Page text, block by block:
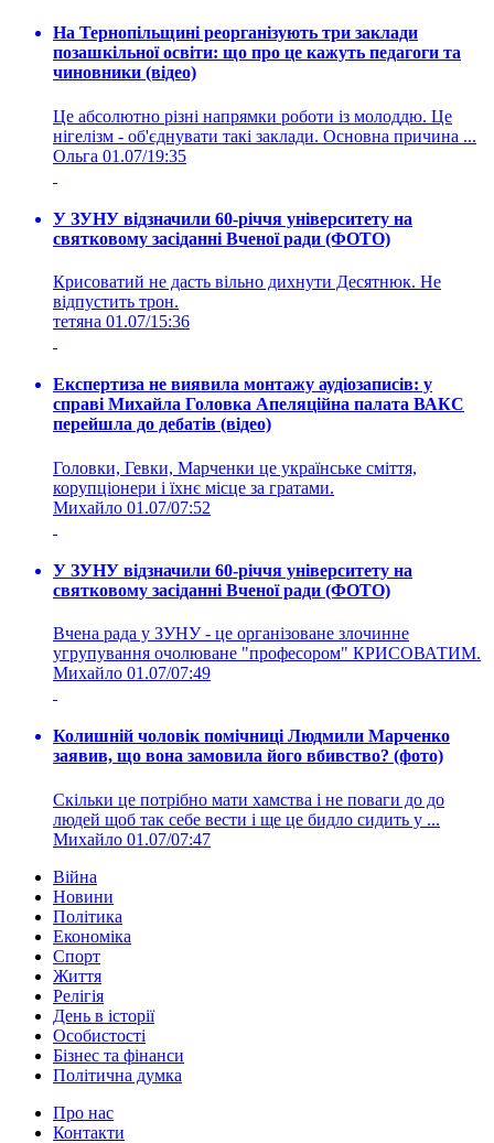
На Тернопільщині реорганізують три заклади
позашкільної освіти: що про це кажуть педагоги та
чиновники (відео)
Це абсолютно різні напрямки роботи із молоддю. Це
нігелізм - об'єднувати такі заклади. Основна причина ...
Ольга 01.07/19:35
У ЗУНУ відзначили 60-річчя університету на
святковому засіданні Вченої ради (ФОТО)
Крисоватий не дасть вільно дихнути Десятнюк. Не
відпустить трон.
тетяна 01.07/15:36
Експертиза не виявила монтажу аудіозаписів: у
справі Михайла Головка Апеляційна палата ВАКС
перейшла до дебатів (відео)
Головки, Гевки, Марченки це українське сміття,
корупціонери і їхнє місце за гратами.
Михайло 01.07/07:52
У ЗУНУ відзначили 60-річчя університету на
святковому засіданні Вченої ради (ФОТО)
Вчена рада у ЗУНУ - це організоване злочинне
угрупування очолюване "професором" КРИСОВАТИМ.
Михайло 01.07/07:49
Колишній чоловік помічниці Людмили Марченко
заявив, що вона замовила його вбивство? (фото)
Скільки це потрібно мати хамства і не поваги до до
людей щоб так себе вести і ще це бидло сидить у ...
Михайло 01.07/07:47
Війна
Новини
Політика
Економіка
Спорт
Життя
Релігія
День в історії
Особистості
Бізнес та фінанси
Політична думка
Про нас
Контакти